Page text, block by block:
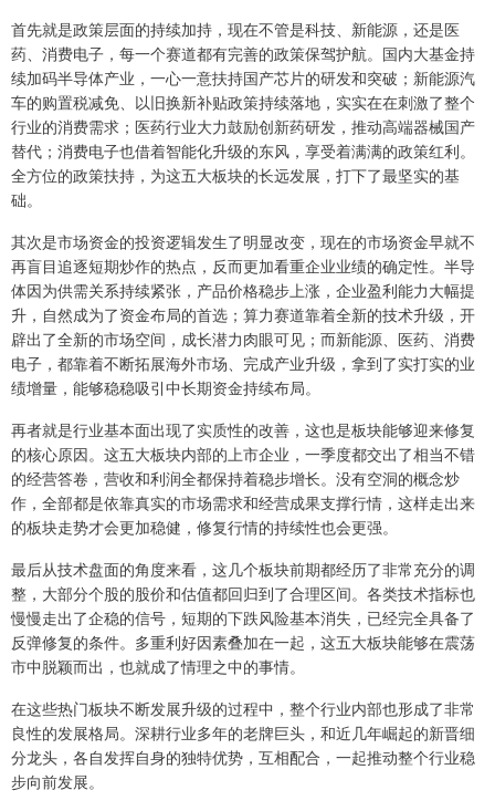
首先就是政策层面的持续加持，现在不管是科技、新能源，还是医
药、消费电子，每一个赛道都有完善的政策保驾护航。国内大基金持
续加码半导体产业，一心一意扶持国产芯片的研发和突破；新能源汽
车的购置税减免、以旧换新补贴政策持续落地，实实在在刺激了整个
行业的消费需求；医药行业大力鼓励创新药研发，推动高端器械国产
替代；消费电子也借着智能化升级的东风，享受着满满的政策红利。
全方位的政策扶持，为这五大板块的长远发展，打下了最坚实的基
础。
其次是市场资金的投资逻辑发生了明显改变，现在的市场资金早就不
再盲目追逐短期炒作的热点，反而更加看重企业业绩的确定性。半导
体因为供需关系持续紧张，产品价格稳步上涨，企业盈利能力大幅提
升，自然成为了资金布局的首选；算力赛道靠着全新的技术升级，开
辟出了全新的市场空间，成长潜力肉眼可见；而新能源、医药、消费
电子，都靠着不断拓展海外市场、完成产业升级，拿到了实打实的业
绩增量，能够稳稳吸引中长期资金持续布局。
再者就是行业基本面出现了实质性的改善，这也是板块能够迎来修复
的核心原因。这五大板块内部的上市企业，一季度都交出了相当不错
的经营答卷，营收和利润全都保持着稳步增长。没有空洞的概念炒
作，全部都是依靠真实的市场需求和经营成果支撑行情，这样走出来
的板块走势才会更加稳健，修复行情的持续性也会更强。
最后从技术盘面的角度来看，这几个板块前期都经历了非常充分的调
整，大部分个股的股价和估值都回归到了合理区间。各类技术指标也
慢慢走出了企稳的信号，短期的下跌风险基本消失，已经完全具备了
反弹修复的条件。多重利好因素叠加在一起，这五大板块能够在震荡
市中脱颖而出，也就成了情理之中的事情。
在这些热门板块不断发展升级的过程中，整个行业内部也形成了非常
良性的发展格局。深耕行业多年的老牌巨头，和近几年崛起的新晋细
分龙头，各自发挥自身的独特优势，互相配合，一起推动整个行业稳
步向前发展。